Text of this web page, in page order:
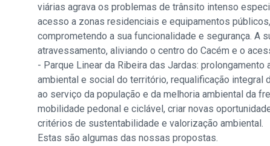
viárias agrava os problemas de trânsito intenso
acesso a zonas residenciais e equipamentos
comprometendo a sua funcionalidade e segurança. A
atravessamento, aliviando o centro do Cacém e o
- Parque Linear da Ribeira das Jardas:
ambiental e social do território, requalificação integral
ao serviço da população e da melhoria ambiental da
mobilidade pedonal e ciclável, criar novas
critérios de sustentabilidade e valorização ambiental.
Estas são algumas das nossas propostas.